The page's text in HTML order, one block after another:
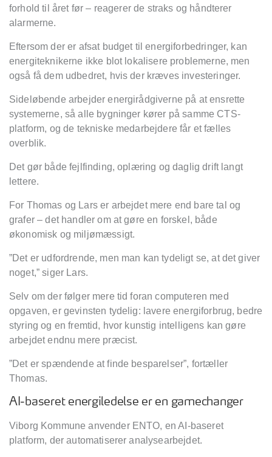
forhold til året før – reagerer de straks og håndterer
alarmerne.
Eftersom der er afsat budget til energiforbedringer, kan
energiteknikerne ikke blot lokalisere problemerne, men
også få dem udbedret, hvis der kræves investeringer.
Sideløbende arbejder energirådgiverne på at ensrette
systemerne, så alle bygninger kører på samme CTS-
platform, og de tekniske medarbejdere får et fælles
overblik.
Det gør både fejlfinding, oplæring og daglig drift langt
lettere.
For Thomas og Lars er arbejdet mere end bare tal og
grafer – det handler om at gøre en forskel, både
økonomisk og miljømæssigt.
”Det er udfordrende, men man kan tydeligt se, at det giver
noget,” siger Lars.
Selv om der følger mere tid foran computeren med
opgaven, er gevinsten tydelig: lavere energiforbrug, bedre
styring og en fremtid, hvor kunstig intelligens kan gøre
arbejdet endnu mere præcist.
”Det er spændende at finde besparelser”, fortæller
Thomas.
AI-baseret energiledelse er en gamechanger
Viborg Kommuneanvender ENTO, en AI-baseret
platform, der automatiserer analysearbejdet.